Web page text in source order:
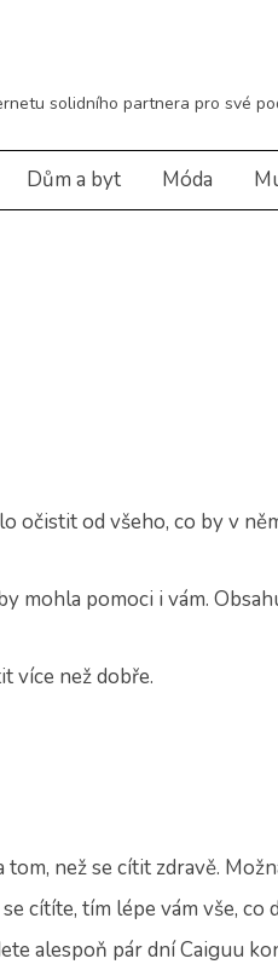
solidního partnera pro své
Dům a byt Móda
očistit od všeho, co by v
mohla pomoci i vám.
více než dobře.
tom, než se cítit zdravě.
cítíte, tím lépe vám vše, co
alespoň pár dní Caiguu